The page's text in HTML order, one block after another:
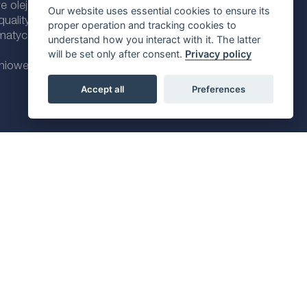
Our website uses essential cookies to ensure its
proper operation and tracking cookies to
understand how you interact with it. The latter
will be set only after consent. Privacy policy
Accept all Preferences
oleje silnikowe
line